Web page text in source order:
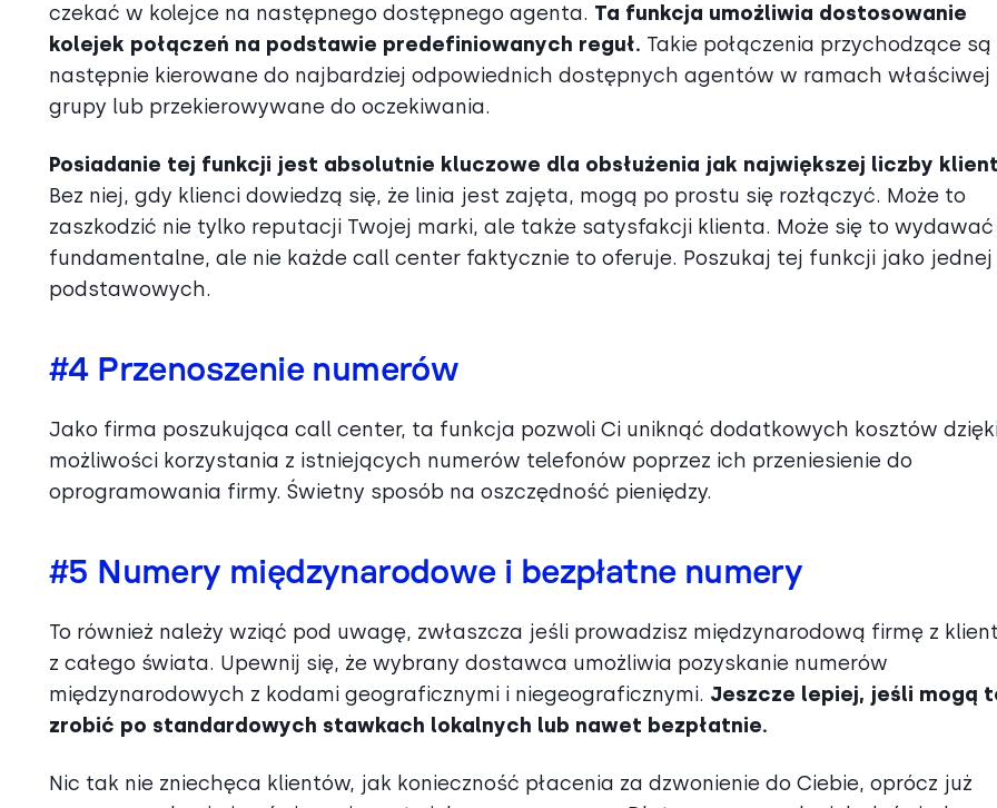
czekać w kolejce na następnego dostępnego agenta. Ta funkcja umożliwia dostosowanie
kolejek połączeń na podstawie predefiniowanych reguł. Takie połączenia przychodzące są
następnie kierowane do najbardziej odpowiednich dostępnych agentów w ramach właściwej
grupy lub przekierowywane do oczekiwania.
Posiadanie tej funkcji jest absolutnie kluczowe dla obsłużenia jak największej liczby
Bez niej, gdy klienci dowiedzą się, że linia jest zajęta, mogą po prostu się rozłączyć. Może to
zaszkodzić nie tylko reputacji Twojej marki, ale także satysfakcji klienta. Może się to wydawać
fundamentalne, ale nie każde call center faktycznie to oferuje. Poszukaj tej funkcji jako jednej
podstawowych.
#4 Przenoszenie numerów
Jako firma poszukująca call center, ta funkcja pozwoli Ci uniknąć dodatkowych kosztów
możliwości korzystania z istniejących numerów telefonów poprzez ich przeniesienie do
oprogramowania firmy. Świetny sposób na oszczędność pieniędzy.
#5 Numery międzynarodowe i bezpłatne numery
To również należy wziąć pod uwagę, zwłaszcza jeśli prowadzisz międzynarodową firmę z
z całego świata. Upewnij się, że wybrany dostawca umożliwia pozyskanie numerów
międzynarodowych z kodami geograficznymi i niegeograficznymi. Jeszcze lepiej, jeśli mogą
zrobić po standardowych stawkach lokalnych lub nawet bezpłatnie.
Nic tak nie zniechęca klientów, jak konieczność płacenia za dzwonienie do Ciebie, oprócz już